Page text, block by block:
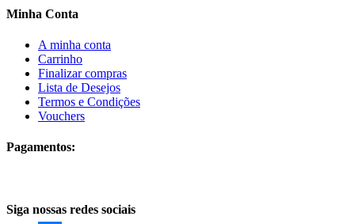
Minha Conta
A minha conta
Carrinho
Finalizar compras
Lista de Desejos
Termos e Condições
Vouchers
Pagamentos:
Siga nossas redes sociais